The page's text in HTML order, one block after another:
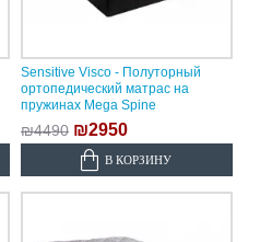
Sensitive Visco - Полуторный
ортопедический матрас на
пружинах Mega Spine
₪4490 ₪2950
В КОРЗИНУ